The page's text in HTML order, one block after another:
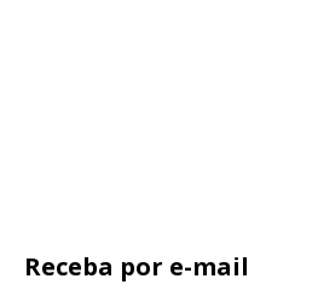
Receba por e-mail